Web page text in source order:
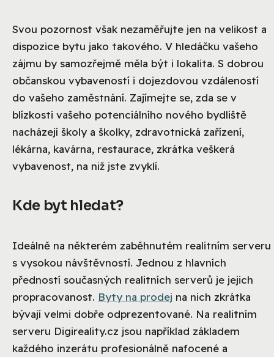
Svou pozornost však nezaměřujte jen na velikost a
dispozice bytu jako takového. V hledáčku vašeho
zájmu by samozřejmě měla být i lokalita. S dobrou
občanskou vybaveností i dojezdovou vzdáleností
do vašeho zaměstnání. Zajímejte se, zda se v
blízkosti vašeho potenciálního nového bydliště
nacházejí školy a školky, zdravotnická zařízení,
lékárna, kavárna, restaurace, zkrátka veškerá
vybavenost, na niž jste zvyklí.
Kde byt hledat?
Ideálně na některém zaběhnutém realitním serveru
s vysokou návštěvností. Jednou z hlavních
předností současných realitních serverů je jejich
propracovanost. Byty na prodej na nich zkrátka
bývají velmi dobře odprezentované. Na realitním
serveru Digireality.cz jsou například základem
každého inzerátu profesionálně nafocené a